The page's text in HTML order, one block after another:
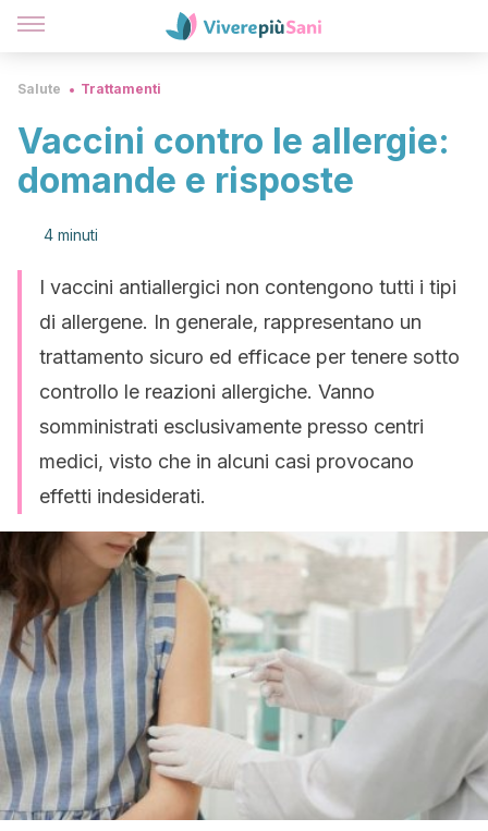
Salute Trattamenti
Vaccini contro le allergie:
domande e risposte
4 minuti
I vaccini antiallergici non contengono tutti i tipi
di allergene. In generale, rappresentano un
trattamento sicuro ed efficace per tenere sotto
controllo le reazioni allergiche. Vanno
somministrati esclusivamente presso centri
medici, visto che in alcuni casi provocano
effetti indesiderati.